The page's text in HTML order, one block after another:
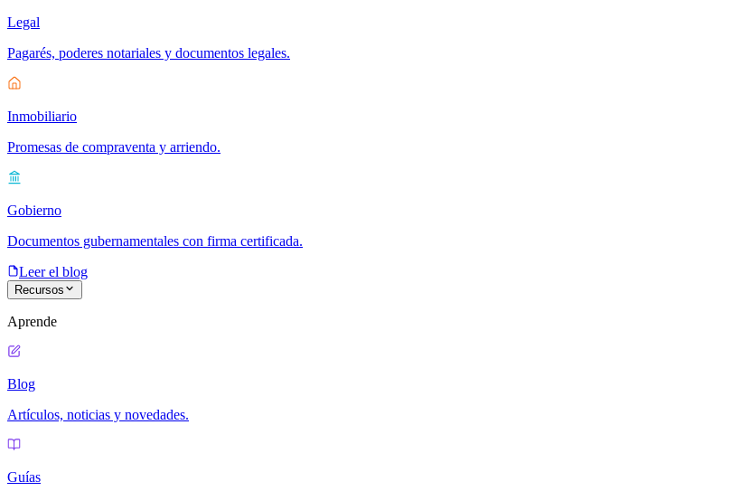
Legal
Pagarés, poderes notariales y documentos legales.
Inmobiliario
Promesas de compraventa y arriendo.
Gobierno
Documentos gubernamentales con firma certificada.
Leer el blog
Recursos
Aprende
Blog
Artículos, noticias y novedades.
Guías